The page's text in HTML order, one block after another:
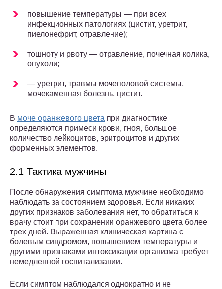
повышение температуры — при всех
инфекционных патологиях (цистит, уретрит,
пиелонефрит, отравление);
тошноту и рвоту — отравление, почечная колика,
опухоли;
— уретрит, травмы мочеполовой системы,
мочекаменная болезнь, цистит.
В моче оранжевого цвета при диагностике
определяются примеси крови, гноя, большое
количество лейкоцитов, эритроцитов и других
форменных элементов.
2.1 Тактика мужчины
После обнаружения симптома мужчине необходимо
наблюдать за состоянием здоровья. Если никаких
других признаков заболевания нет, то обратиться к
врачу стоит при сохранении оранжевого цвета более
трех дней. Выраженная клиническая картина с
болевым синдромом, повышением температуры и
другими признаками интоксикации организма требует
немедленной госпитализации.
Если симптом наблюдался однократно и не